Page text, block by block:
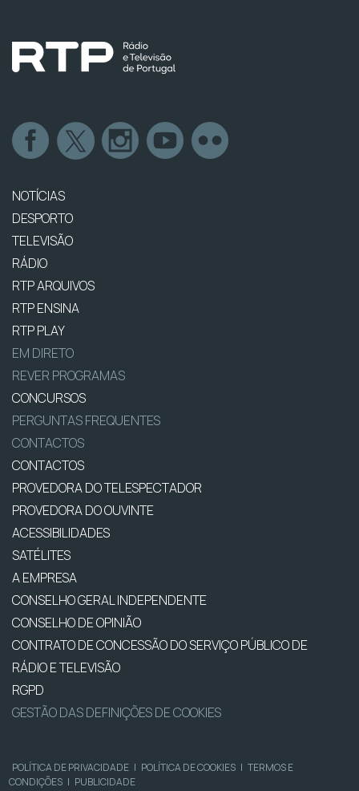
NOTÍCIAS
DESPORTO
TELEVISÃO
RÁDIO
RTP ARQUIVOS
RTP ENSINA
RTP PLAY
EM DIRETO
REVER PROGRAMAS
CONCURSOS
PERGUNTAS FREQUENTES
CONTACTOS
CONTACTOS
PROVEDORA DO TELESPECTADOR
PROVEDORA DO OUVINTE
ACESSIBILIDADES
SATÉLITES
A EMPRESA
CONSELHO GERAL INDEPENDENTE
CONSELHO DE OPINIÃO
CONTRATO DE CONCESSÃO DO SERVIÇO PÚBLICO DE
RÁDIO E TELEVISÃO
RGPD
GESTÃO DAS DEFINIÇÕES DE COOKIES
POLÍTICA DE PRIVACIDADE | POLÍTICA DE COOKIES | TERMOS E
CONDIÇÕES | PUBLICIDADE